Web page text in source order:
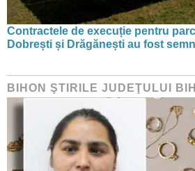
Contractele de execuție pentru
Dobrești și Drăgănești au fost
BIHON ŞTIRILE JUDEŢULUI